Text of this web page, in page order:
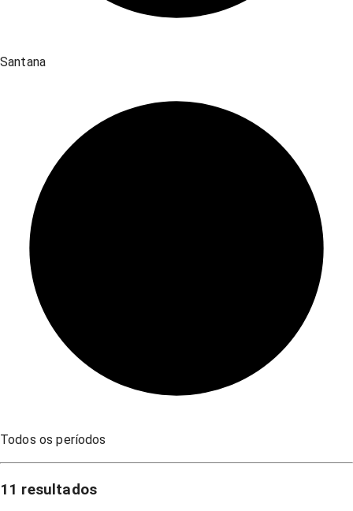
Santana
Todos os períodos
11 resultados